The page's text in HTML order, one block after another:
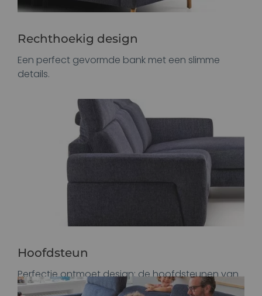
Rechthoekig design
Een perfect gevormde bank met een slimme
details.
Hoofdsteun
Perfectie ontmoet design: de hoofdsteunen van
TAMOUR zijn handmatig of elektrisch verstelbaar.